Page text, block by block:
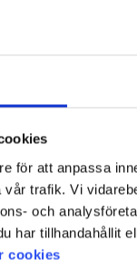
för att anpassa
trafik. Vi
och
har tillhandahållit
cookies
einwandfrei